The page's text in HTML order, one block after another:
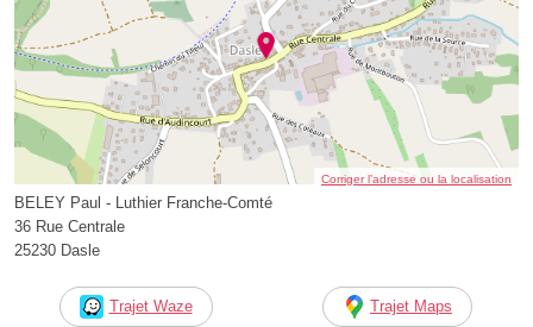
Corriger l’adresse ou la localisation
BELEY Paul - Luthier Franche-Comté
36 Rue Centrale
25230 Dasle
Trajet Waze Trajet Maps